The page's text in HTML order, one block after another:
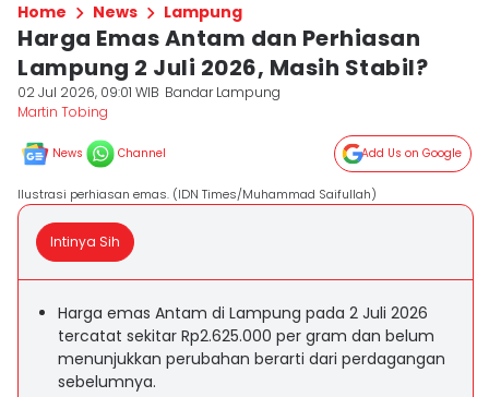
Home News Lampung
Harga Emas Antam dan Perhiasan
Lampung 2 Juli 2026, Masih Stabil?
02 Jul 2026, 09:01 WIB Bandar Lampung
Martin Tobing
News Channel Add Us on Google
Ilustrasi perhiasan emas. (IDN Times/Muhammad Saifullah)
Intinya Sih
Harga emas Antam di Lampung pada 2 Juli 2026
tercatat sekitar Rp2.625.000 per gram dan belum
menunjukkan perubahan berarti dari perdagangan
sebelumnya.